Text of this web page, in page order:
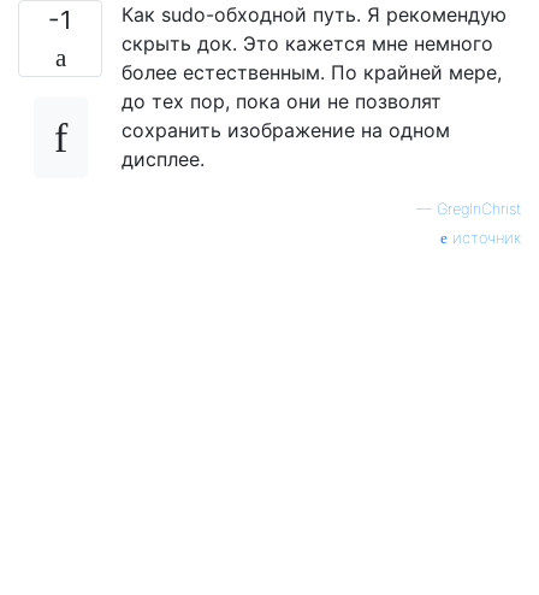
-1
Как sudo-обходной путь. Я рекомендую
скрыть док. Это кажется мне немного
более естественным. По крайней мере,
до тех пор, пока они не позволят
сохранить изображение на одном
дисплее.
— GregInChrist
источник